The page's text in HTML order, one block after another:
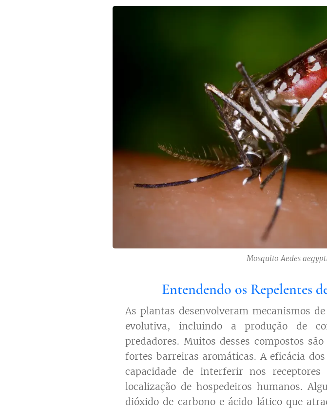
Mosquito Aedes
Entendendo os Repelentes
As plantas desenvolveram mecanismos
evolutiva, incluindo a produção de
predadores. Muitos desses compostos
fortes barreiras aromáticas. A eficácia
capacidade de interferir nos
localização de hospedeiros humanos.
dióxido de carbono e ácido lático que